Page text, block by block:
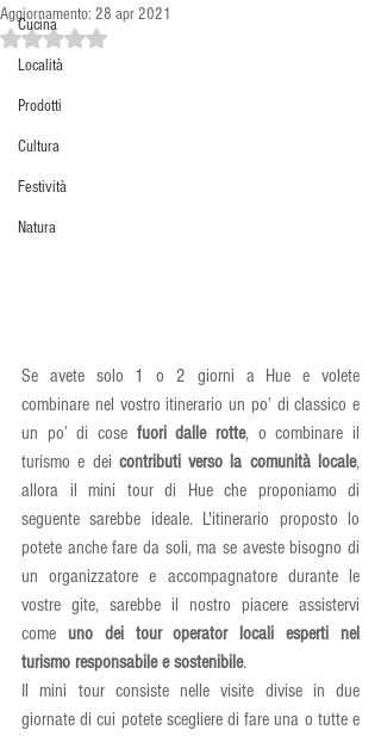
Cucina
Località
Prodotti
Cultura
Festività
Natura
Aggiornamento: 28 apr 2021
Valutazione NaN stelle su 5.
Se avete solo 1 o 2 giorni a Hue e volete
combinare nel vostro itinerario un po’ di classico e
un po’ di cose fuori dalle rotte, o combinare il
turismo e dei contributi verso la comunità locale,
allora il mini tour di Hue che proponiamo di
seguente sarebbe ideale. L'itinerario proposto lo
potete anche fare da soli, ma se aveste bisogno di
un organizzatore e accompagnatore durante le
vostre gite, sarebbe il nostro piacere assistervi
come uno dei tour operator locali esperti nel
turismo responsabile e sostenibile.
Il mini tour consiste nelle visite divise in due
giornate di cui potete scegliere di fare una o tutte e